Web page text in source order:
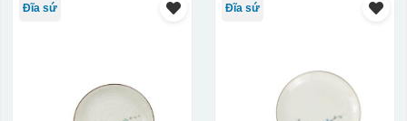
Đĩa sứ Đĩa sứ